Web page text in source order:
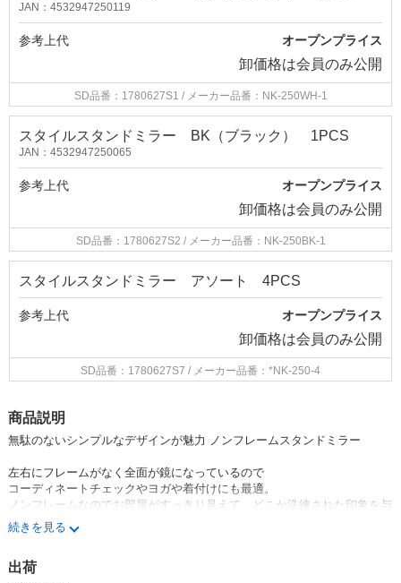
JAN：4532947250119
参考上代 オープンプライス
卸価格は会員のみ公開
SD品番：1780627S1 / メーカー品番：NK-250WH-1
スタイルスタンドミラー BK（ブラック） 1PCS
JAN：4532947250065
参考上代 オープンプライス
卸価格は会員のみ公開
SD品番：1780627S2 / メーカー品番：NK-250BK-1
スタイルスタンドミラー アソート 4PCS
参考上代 オープンプライス
卸価格は会員のみ公開
SD品番：1780627S7 / メーカー品番：*NK-250-4
商品説明
無駄のないシンプルなデザインが魅力 ノンフレームスタンドミラー
左右にフレームがなく全面が鏡になっているので
コーディネートチェックやヨガや着付けにも最適。
ノンフレームなのでお部屋がすっきり見えて、どこか洗練された印象を与
えます。
使わないときは折りたたんですき間収納可能です。
・ノンフレーム
続きを見る
出荷